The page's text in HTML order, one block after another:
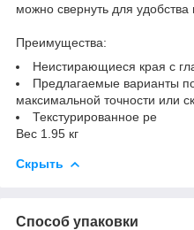
можно свернуть для удобства
Преимущества:
Неистирающиеся края с
Предлагаемые варианты
максимальной точности или
Текстурированное ре
Вес 1.95 кг
Скрыть
Способ упаковки